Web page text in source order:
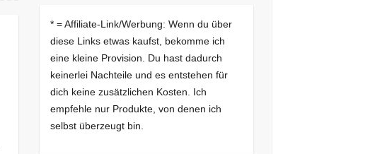
* = Affiliate-Link/Werbung: Wenn du über
diese Links etwas kaufst, bekomme ich
eine kleine Provision. Du hast dadurch
keinerlei Nachteile und es entstehen für
dich keine zusätzlichen Kosten. Ich
empfehle nur Produkte, von denen ich
selbst überzeugt bin.